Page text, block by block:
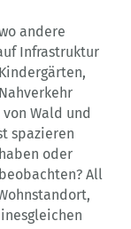
andere
Infrastruktur
Wald und
spazieren
oder
All